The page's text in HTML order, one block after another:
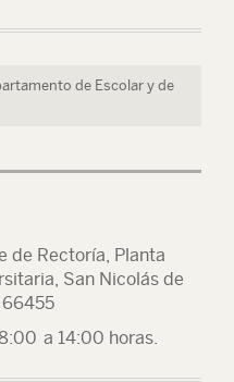
de Escolar y de
de Rectoría, Planta
San Nicolás de
66455
a 14:00 horas.